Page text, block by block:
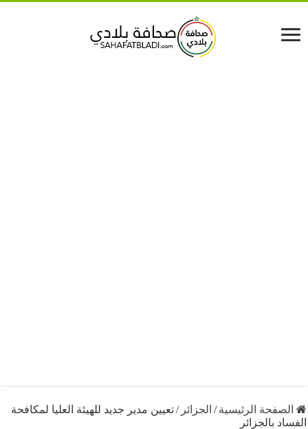
الرئيسية /الجزائر/تعيين مدير جديد للهيئة العليا لمكافحة
بالجزائر